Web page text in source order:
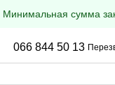
Минимальная сумма
066 844 50 13